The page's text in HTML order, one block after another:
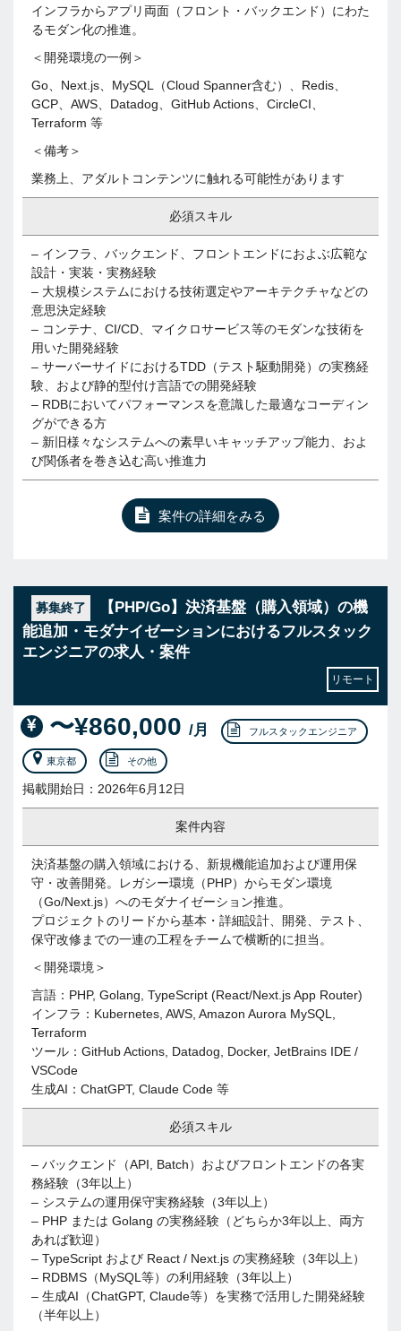
インフラからアプリ両面（フロント・バックエンド）にわた
るモダン化の推進。
＜開発環境の一例＞
Go、Next.js、MySQL（Cloud Spanner含む）、Redis、
GCP、AWS、Datadog、GitHub Actions、CircleCI、
Terraform 等
＜備考＞
業務上、アダルトコンテンツに触れる可能性があります
必須スキル
– インフラ、バックエンド、フロントエンドにおよぶ広範な
設計・実装・実務経験
– 大規模システムにおける技術選定やアーキテクチャなどの
意思決定経験
– コンテナ、CI/CD、マイクロサービス等のモダンな技術を
用いた開発経験
– サーバーサイドにおけるTDD（テスト駆動開発）の実務経
験、および静的型付け言語での開発経験
– RDBにおいてパフォーマンスを意識した最適なコーディン
グができる方
– 新旧様々なシステムへの素早いキャッチアップ能力、およ
び関係者を巻き込む高い推進力
案件の詳細をみる
募集終了
【PHP/Go】決済基盤（購入領域）の機
能追加・モダナイゼーションにおけるフルスタック
エンジニアの求人・案件
リモート
〜¥860,000 /月 フルスタックエンジニア
東京都 その他
掲載開始日：2026年6月12日
案件内容
決済基盤の購入領域における、新規機能追加および運用保
守・改善開発。レガシー環境（PHP）からモダン環境
（Go/Next.js）へのモダナイゼーション推進。
プロジェクトのリードから基本・詳細設計、開発、テスト、
保守改修までの一連の工程をチームで横断的に担当。
＜開発環境＞
言語：PHP, Golang, TypeScript (React/Next.js App Router)
インフラ：Kubernetes, AWS, Amazon Aurora MySQL,
Terraform
ツール：GitHub Actions, Datadog, Docker, JetBrains IDE /
VSCode
生成AI：ChatGPT, Claude Code 等
必須スキル
– バックエンド（API, Batch）およびフロントエンドの各実
務経験（3年以上）
– システムの運用保守実務経験（3年以上）
– PHP または Golang の実務経験（どちらか3年以上、両方
あれば歓迎）
– TypeScript および React / Next.js の実務経験（3年以上）
– RDBMS（MySQL等）の利用経験（3年以上）
– 生成AI（ChatGPT, Claude等）を実務で活用した開発経験
（半年以上）